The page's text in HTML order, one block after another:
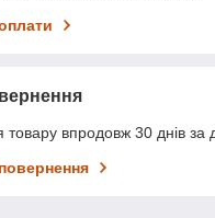
впродовж 30 днів за